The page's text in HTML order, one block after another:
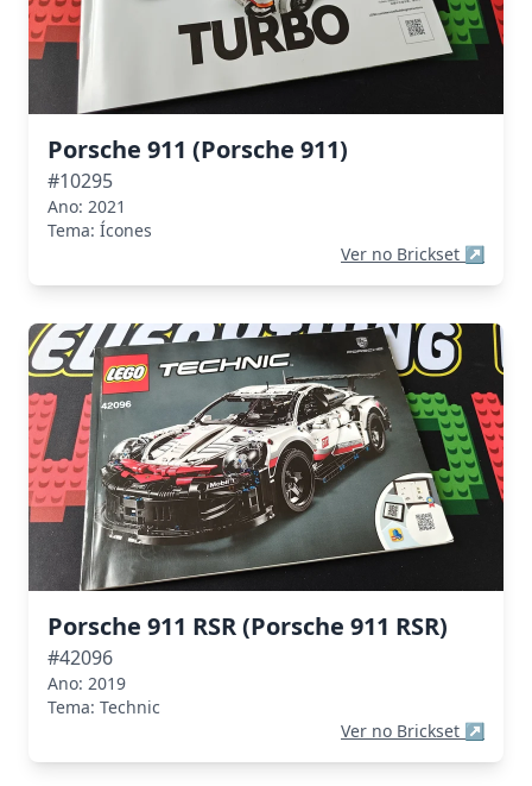
Porsche 911 (Porsche 911)
#10295
Ano: 2021
Tema: Ícones
Ver no Brickset ↗
Porsche 911 RSR (Porsche 911 RSR)
#42096
Ano: 2019
Tema: Technic
Ver no Brickset ↗